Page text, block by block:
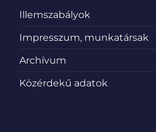
Illemszabályok
Impresszum, munkatársak
Archívum
Közérdekű adatok